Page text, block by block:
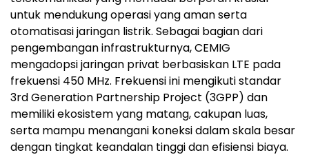
untuk mendukung operasi yang aman serta
otomatisasi jaringan listrik. Sebagai bagian dari
pengembangan infrastrukturnya, CEMIG
mengadopsi jaringan privat berbasiskan LTE pada
frekuensi 450 MHz. Frekuensi ini mengikuti standar
3rd Generation Partnership Project (3GPP) dan
memiliki ekosistem yang matang, cakupan luas,
serta mampu menangani koneksi dalam skala besar
dengan tingkat keandalan tinggi dan efisiensi biaya.